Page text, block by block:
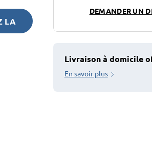
LA
DEMANDER UN
Livraison à domicile
En savoir plus